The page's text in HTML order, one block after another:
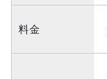
料金